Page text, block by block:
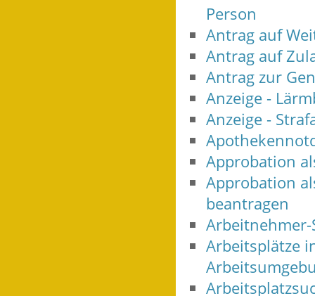
Person
Antrag auf
Antrag auf
Antrag zur
Anzeige -
Anzeige -
Approbation
Approbation
beantragen
Arbeitnehmer-
Arbeitsplätze